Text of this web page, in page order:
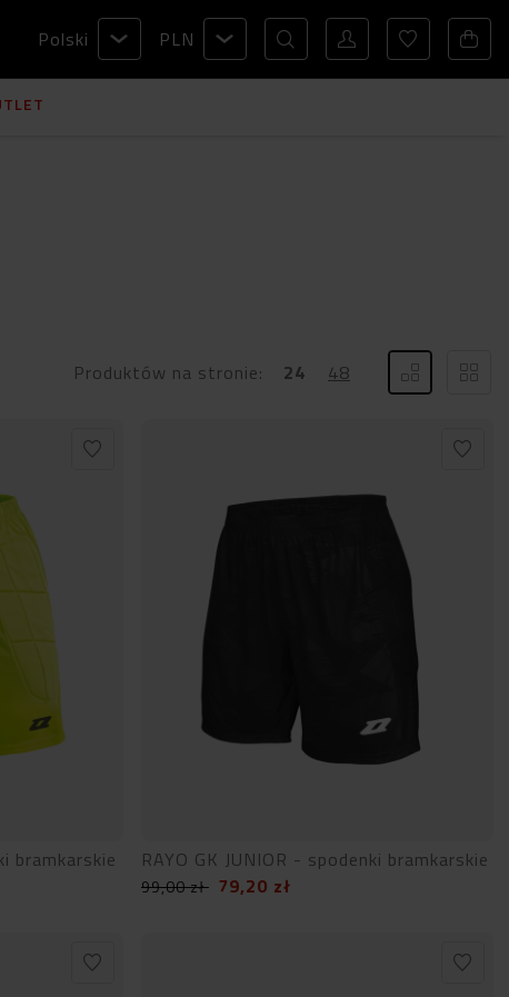
Polski PLN
Produktów na stronie: 24 48
bramkarskie RAYO GK JUNIOR - spodenki bramkarskie
99,00zł 79,20 zł